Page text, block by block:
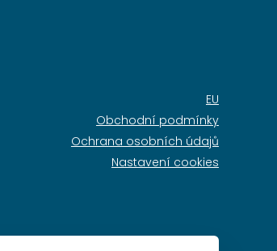
EU
Obchodní podmínky
Ochrana osobních údajů
Nastavení cookies